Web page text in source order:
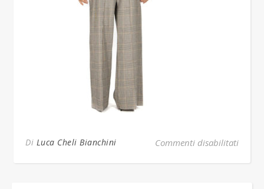
Di Luca Cheli Bianchini Commenti disabilitatisu